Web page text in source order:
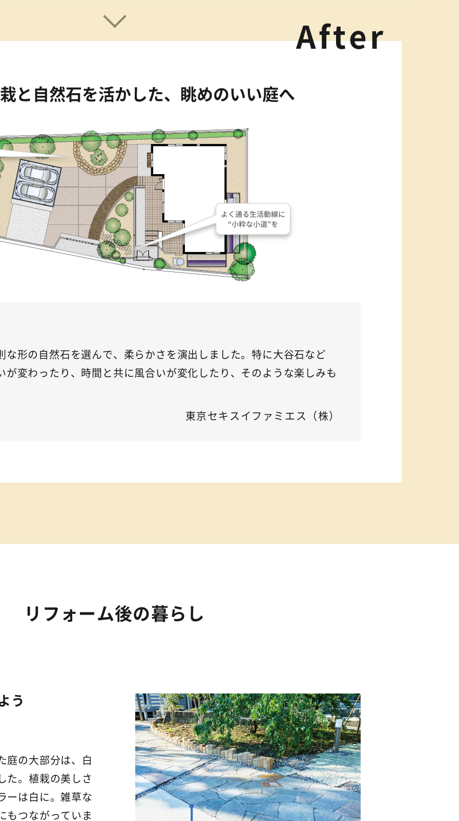
After
と自然石を活かした、眺めのいい庭へ
な形の自然石を選んで、柔らかさを演出しました。特に大谷石など
が変わったり、時間と共に風合いが変化したり、そのような楽しみも
東京セキスイファミエス（株）
リフォーム後の暮らし
う
庭の大部分は、白
た。植栽の美しさ
ーは白に。雑草な
もつながっていま